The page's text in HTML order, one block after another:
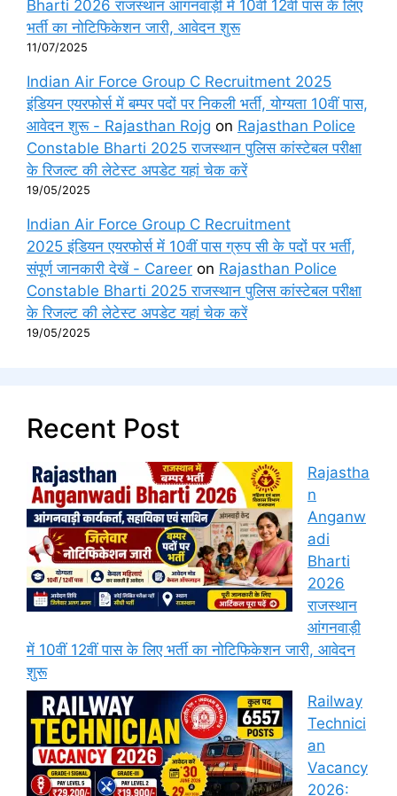
Bharti 2026 राजस्थान आंगनवाड़ी में 10वीं 12वीं पास के लिए
भर्ती का नोटिफिकेशन जारी, आवेदन शुरू
11/07/2025
Indian Air Force Group C Recruitment 2025
इंडियन एयरफोर्स में बम्पर पदों पर निकली भर्ती, योग्यता 10वीं पास,
आवेदन शुरू - Rajasthan Rojg on Rajasthan Police
Constable Bharti 2025 राजस्थान पुलिस कांस्टेबल परीक्षा
के रिजल्ट की लेटेस्ट अपडेट यहां चेक करें
19/05/2025
Indian Air Force Group C Recruitment
2025 इंडियन एयरफोर्स में 10वीं पास ग्रुप सी के पदों पर भर्ती,
संपूर्ण जानकारी देखें - Career on Rajasthan Police
Constable Bharti 2025 राजस्थान पुलिस कांस्टेबल परीक्षा
के रिजल्ट की लेटेस्ट अपडेट यहां चेक करें
19/05/2025
Recent Post
Rajastha
n
Anganw
adi
Bharti
2026
राजस्थान
आंगनवाड़ी
में 10वीं 12वीं पास के लिए भर्ती का नोटिफिकेशन जारी, आवेदन
शुरू
Railway
Technici
an
Vacancy
2026: